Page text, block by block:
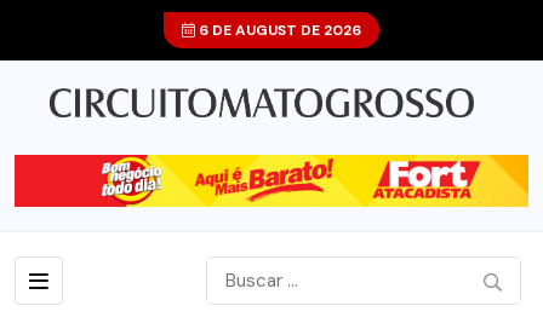
6 DE AUGUST DE 2026